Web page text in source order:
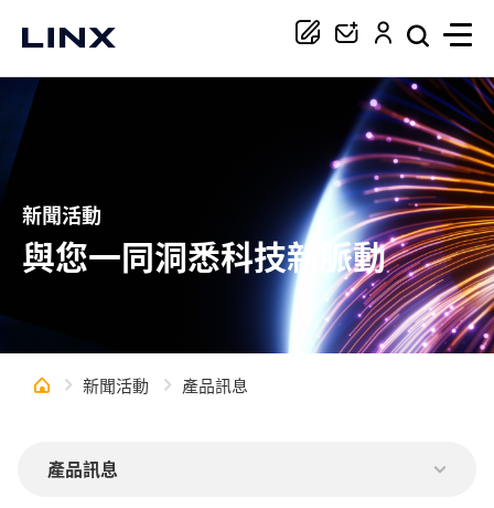
你正在尋找協助嗎？
搜尋
新聞活動
與您一同洞悉科技新脈動
新聞活動 產品訊息
產品訊息